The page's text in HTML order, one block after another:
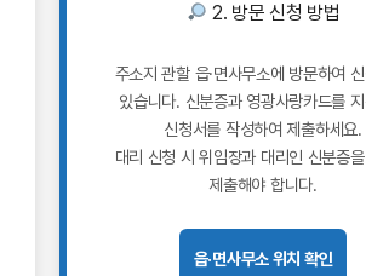
2. 방문 신청 방법
주소지 관할 읍·면사무소에 방문하여
있습니다. 신분증과 영광사랑카드를
신청서를 작성하여 제출하세요.
대리 신청 시 위임장과 대리인 신분증
제출해야 합니다.
읍·면사무소 위치 확인